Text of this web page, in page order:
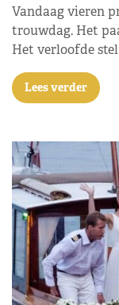
Vandaag vieren
trouwdag. Het
Het verloofde
Lees verder